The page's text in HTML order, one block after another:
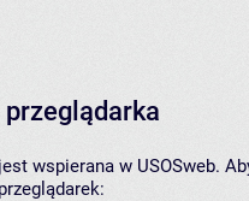
wspierana w USOSweb.